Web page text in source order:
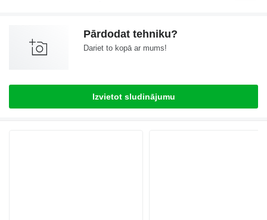
Pārdodat tehniku?
Dariet to kopā ar mums!
Izvietot sludinājumu